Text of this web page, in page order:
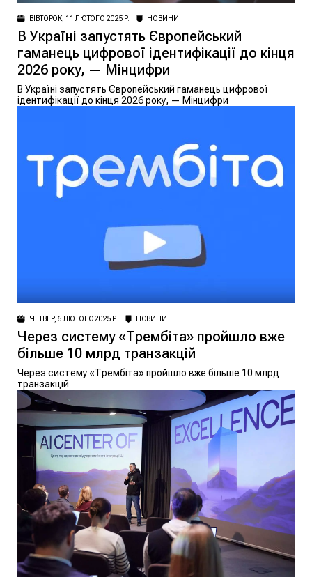
ВІВТОРОК, 11 ЛЮТОГО 2025 Р. НОВИНИ
В Україні запустять Європейський
гаманець цифрової ідентифікації до кінця
2026 року, — Мінцифри
В Україні запустять Європейський гаманець цифрової
ідентифікації до кінця 2026 року, — Мінцифри
ЧЕТВЕР, 6 ЛЮТОГО 2025 Р. НОВИНИ
Через систему «Трембіта» пройшло вже
більше 10 млрд транзакцій
Через систему «Трембіта» пройшло вже більше 10 млрд
транзакцій